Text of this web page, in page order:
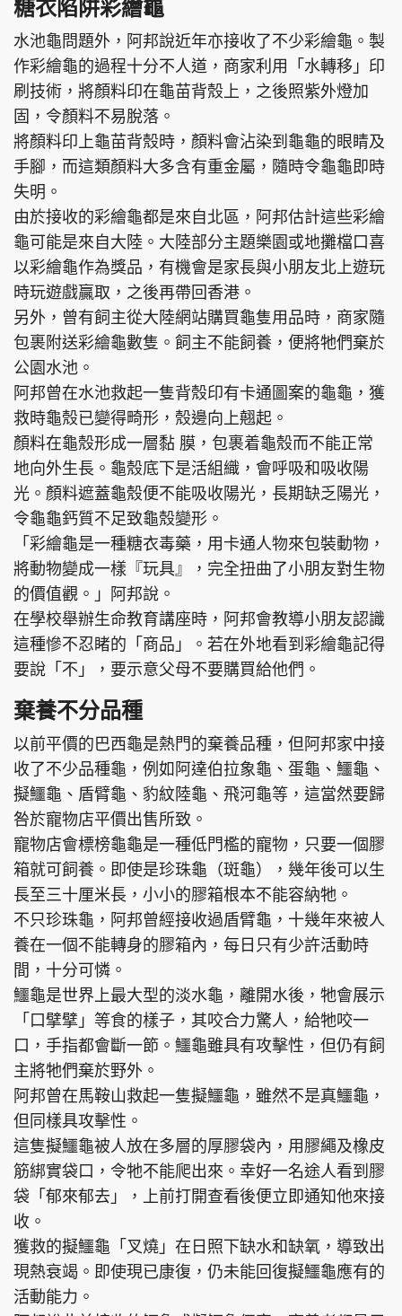
糖衣陷阱彩繪龜
水池龜問題外，阿邦說近年亦接收了不少彩繪龜。製
作彩繪龜的過程十分不人道，商家利用「水轉移」印
刷技術，將顏料印在龜苗背殼上，之後照紫外燈加
固，令顏料不易脫落。
將顏料印上龜苗背殼時，顏料會沾染到龜龜的眼睛及
手腳，而這類顏料大多含有重金屬，隨時令龜龜即時
失明。
由於接收的彩繪龜都是來自北區，阿邦估計這些彩繪
龜可能是來自大陸。大陸部分主題樂園或地攤檔口喜
以彩繪龜作為獎品，有機會是家長與小朋友北上遊玩
時玩遊戲贏取，之後再帶回香港。
另外，曾有飼主從大陸網站購買龜隻用品時，商家隨
包裹附送彩繪龜數隻。飼主不能飼養，便將牠們棄於
公園水池。
阿邦曾在水池救起一隻背殼印有卡通圖案的龜龜，獲
救時龜殼已變得畸形，殼邊向上翹起。
顏料在龜殼形成一層黏 膜，包裹着龜殼而不能正常
地向外生長。龜殼底下是活組織，會呼吸和吸收陽
光。顏料遮蓋龜殼便不能吸收陽光，長期缺乏陽光，
令龜龜鈣質不足致龜殼變形。
「彩繪龜是一種糖衣毒藥，用卡通人物來包裝動物，
將動物變成一樣『玩具』，完全扭曲了小朋友對生物
的價值觀。」阿邦說。
在學校舉辦生命教育講座時，阿邦會教導小朋友認識
這種慘不忍睹的「商品」。若在外地看到彩繪龜記得
要說「不」，要示意父母不要購買給他們。
棄養不分品種
以前平價的巴西龜是熱門的棄養品種，但阿邦家中接
收了不少品種龜，例如阿達伯拉象龜、蛋龜、鱷龜、
擬鱷龜、盾臂龜、豹紋陸龜、飛河龜等，這當然要歸
咎於寵物店平價出售所致。
寵物店會標榜龜龜是一種低門檻的寵物，只要一個膠
箱就可飼養。即使是珍珠龜（斑龜），幾年後可以生
長至三十厘米長，小小的膠箱根本不能容納牠。
不只珍珠龜，阿邦曾經接收過盾臂龜，十幾年來被人
養在一個不能轉身的膠箱內，每日只有少許活動時
間，十分可憐。
鱷龜是世界上最大型的淡水龜，離開水後，牠會展示
「口擘擘」等食的樣子，其咬合力驚人，給牠咬一
口，手指都會斷一節。鱷龜雖具有攻擊性，但仍有飼
主將牠們棄於野外。
阿邦曾在馬鞍山救起一隻擬鱷龜，雖然不是真鱷龜，
但同樣具攻擊性。
這隻擬鱷龜被人放在多層的厚膠袋內，用膠繩及橡皮
筋綁實袋口，令牠不能爬出來。幸好一名途人看到膠
袋「郁來郁去」，上前打開查看後便立即通知他來接
收。
獲救的擬鱷龜「叉燒」在日照下缺水和缺氧，導致出
現熱衰竭。即使現已康復，仍未能回復擬鱷龜應有的
活動能力。